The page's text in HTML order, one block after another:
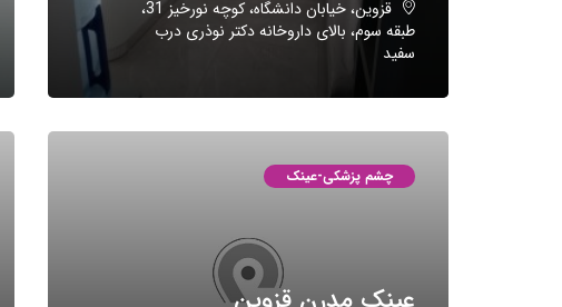
قزوین، خیابان دانشگاه، کوچه نورخیز 31،
طبقه سوم، بالای داروخانه دکتر نوذری درب
سفید
چشم پزشکی-عینک